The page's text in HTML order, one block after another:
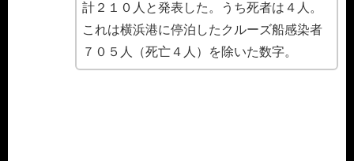
計２１０人と発表した。うち死者は４人。
これは横浜港に停泊したクルーズ船感染者
７０５人（死亡４人）を除いた数字。